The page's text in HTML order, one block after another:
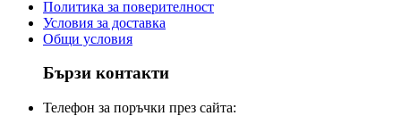
Политика за поверителност
Условия за доставка
Общи условия
Бързи контакти
Телефон за поръчки през сайта: